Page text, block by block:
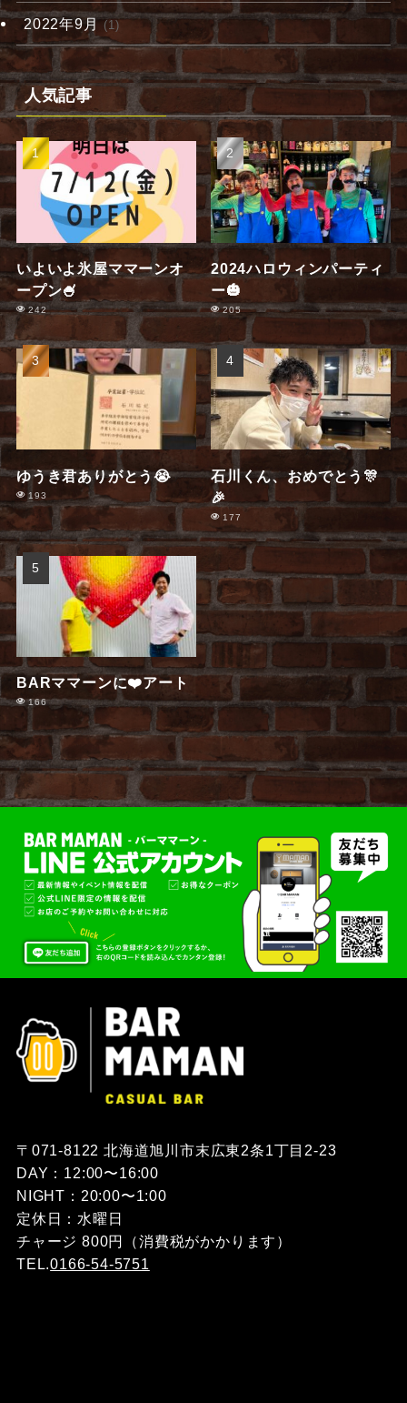
2022年9月 (1)
人気記事
いよいよ氷屋ママーンオ
ープン🍧
242
2024ハロウィンパーティ
ー🎃
205
ゆうき君ありがとう😭
193
石川くん、おめでとう🎊
🎉
177
BARママーンに❤️アート
166
〒071-8122 北海道旭川市末広東2条1丁目2-23
DAY：12:00〜16:00
NIGHT：20:00〜1:00
定休日：水曜日
チャージ 800円（消費税がかかります）
TEL.0166-54-5751